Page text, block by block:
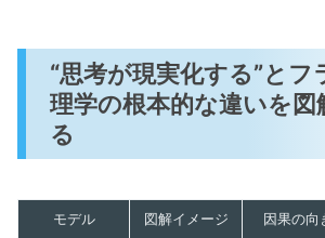
“思考が現実化する”とフ
理学の根本的な違いを図
る
モデル 図解イメージ 因果の向